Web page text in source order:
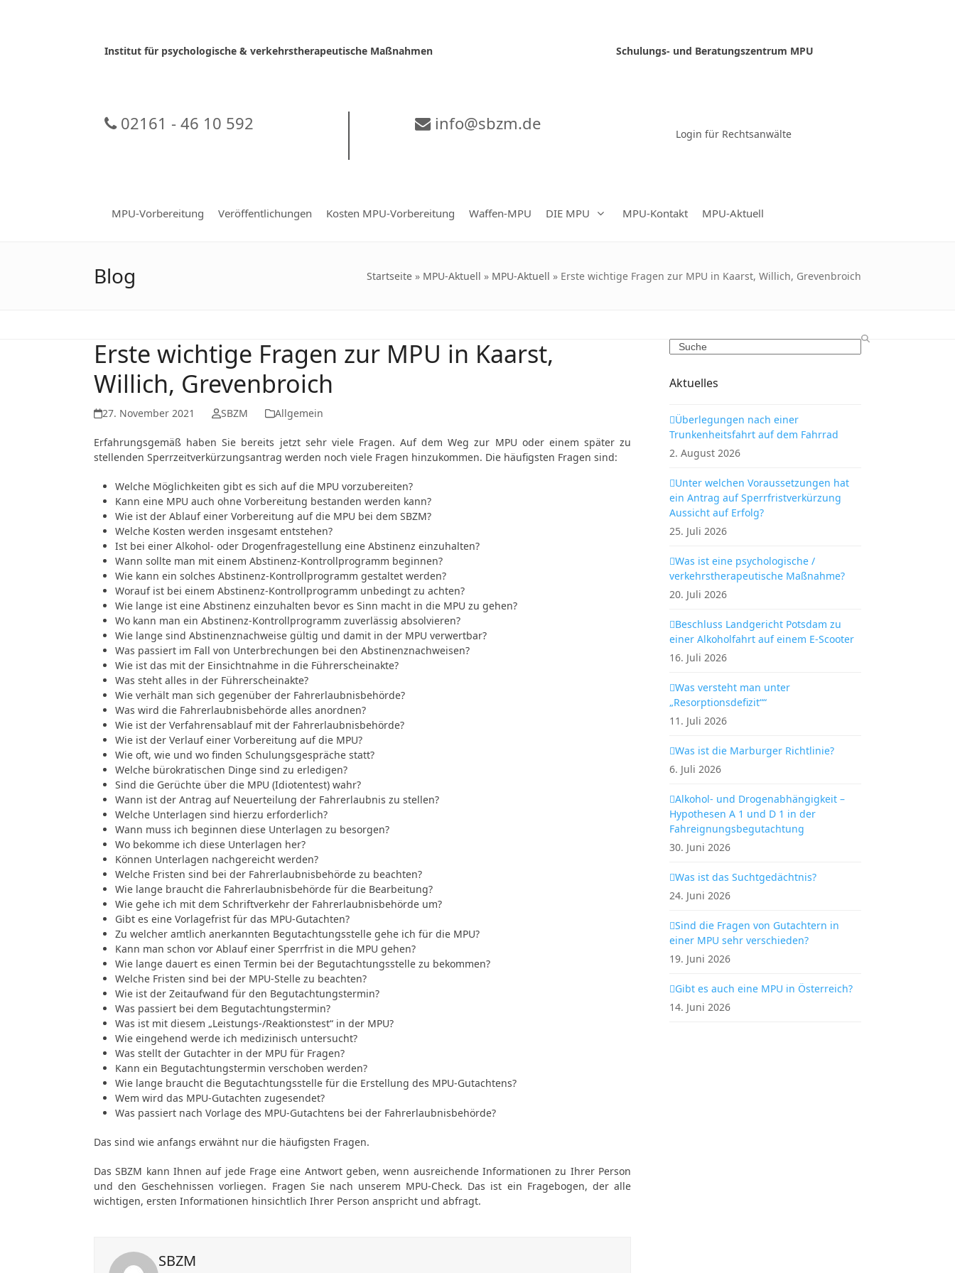
Institut für psychologische & verkehrstherapeutische Maßnahmen
Schulungs- und Beratungszentrum MPU
02161 - 46 10 592 info@sbzm.de
Login für Rechtsanwälte
MPU-Vorbereitung Veröffentlichungen Kosten MPU-Vorbereitung Waffen-MPU DIE MPU MPU-Kontakt MPU-Aktuell
Blog Startseite » MPU-Aktuell » MPU-Aktuell » Erste wichtige Fragen zur MPU in Kaarst, Willich, Grevenbroich
Erste wichtige Fragen zur MPU in Kaarst,
Willich, Grevenbroich
27. November 2021 SBZM Allgemein
Erfahrungsgemäß haben Sie bereits jetzt sehr viele Fragen. Auf dem Weg zur MPU oder einem später zu
stellenden Sperrzeitverkürzungsantrag werden noch viele Fragen hinzukommen. Die häufigsten Fragen sind:
Welche Möglichkeiten gibt es sich auf die MPU vorzubereiten?
Kann eine MPU auch ohne Vorbereitung bestanden werden kann?
Wie ist der Ablauf einer Vorbereitung auf die MPU bei dem SBZM?
Welche Kosten werden insgesamt entstehen?
Ist bei einer Alkohol- oder Drogenfragestellung eine Abstinenz einzuhalten?
Wann sollte man mit einem Abstinenz-Kontrollprogramm beginnen?
Wie kann ein solches Abstinenz-Kontrollprogramm gestaltet werden?
Worauf ist bei einem Abstinenz-Kontrollprogramm unbedingt zu achten?
Wie lange ist eine Abstinenz einzuhalten bevor es Sinn macht in die MPU zu gehen?
Wo kann man ein Abstinenz-Kontrollprogramm zuverlässig absolvieren?
Wie lange sind Abstinenznachweise gültig und damit in der MPU verwertbar?
Was passiert im Fall von Unterbrechungen bei den Abstinenznachweisen?
Wie ist das mit der Einsichtnahme in die Führerscheinakte?
Was steht alles in der Führerscheinakte?
Wie verhält man sich gegenüber der Fahrerlaubnisbehörde?
Was wird die Fahrerlaubnisbehörde alles anordnen?
Wie ist der Verfahrensablauf mit der Fahrerlaubnisbehörde?
Wie ist der Verlauf einer Vorbereitung auf die MPU?
Wie oft, wie und wo finden Schulungsgespräche statt?
Welche bürokratischen Dinge sind zu erledigen?
Sind die Gerüchte über die MPU (Idiotentest) wahr?
Wann ist der Antrag auf Neuerteilung der Fahrerlaubnis zu stellen?
Welche Unterlagen sind hierzu erforderlich?
Wann muss ich beginnen diese Unterlagen zu besorgen?
Wo bekomme ich diese Unterlagen her?
Können Unterlagen nachgereicht werden?
Welche Fristen sind bei der Fahrerlaubnisbehörde zu beachten?
Wie lange braucht die Fahrerlaubnisbehörde für die Bearbeitung?
Wie gehe ich mit dem Schriftverkehr der Fahrerlaubnisbehörde um?
Gibt es eine Vorlagefrist für das MPU-Gutachten?
Zu welcher amtlich anerkannten Begutachtungsstelle gehe ich für die MPU?
Kann man schon vor Ablauf einer Sperrfrist in die MPU gehen?
Wie lange dauert es einen Termin bei der Begutachtungsstelle zu bekommen?
Welche Fristen sind bei der MPU-Stelle zu beachten?
Wie ist der Zeitaufwand für den Begutachtungstermin?
Was passiert bei dem Begutachtungstermin?
Was ist mit diesem „Leistungs-/Reaktionstest“ in der MPU?
Wie eingehend werde ich medizinisch untersucht?
Was stellt der Gutachter in der MPU für Fragen?
Kann ein Begutachtungstermin verschoben werden?
Wie lange braucht die Begutachtungsstelle für die Erstellung des MPU-Gutachtens?
Wem wird das MPU-Gutachten zugesendet?
Was passiert nach Vorlage des MPU-Gutachtens bei der Fahrerlaubnisbehörde?
Das sind wie anfangs erwähnt nur die häufigsten Fragen.
Das SBZM kann Ihnen auf jede Frage eine Antwort geben, wenn ausreichende Informationen zu Ihrer Person
und den Geschehnissen vorliegen. Fragen Sie nach unserem MPU-Check. Das ist ein Fragebogen, der alle
wichtigen, ersten Informationen hinsichtlich Ihrer Person anspricht und abfragt.
SBZM
Search
Aktuelles
Überlegungen nach einer
Trunkenheitsfahrt auf dem Fahrrad
2. August 2026
Unter welchen Voraussetzungen hat
ein Antrag auf Sperrfristverkürzung
Aussicht auf Erfolg?
25. Juli 2026
Was ist eine psychologische /
verkehrstherapeutische Maßnahme?
20. Juli 2026
Beschluss Landgericht Potsdam zu
einer Alkoholfahrt auf einem E-Scooter
16. Juli 2026
Was versteht man unter
„Resorptionsdefizit““
11. Juli 2026
Was ist die Marburger Richtlinie?
6. Juli 2026
Alkohol- und Drogenabhängigkeit –
Hypothesen A 1 und D 1 in der
Fahreignungsbegutachtung
30. Juni 2026
Was ist das Suchtgedächtnis?
24. Juni 2026
Sind die Fragen von Gutachtern in
einer MPU sehr verschieden?
19. Juni 2026
Gibt es auch eine MPU in Österreich?
14. Juni 2026